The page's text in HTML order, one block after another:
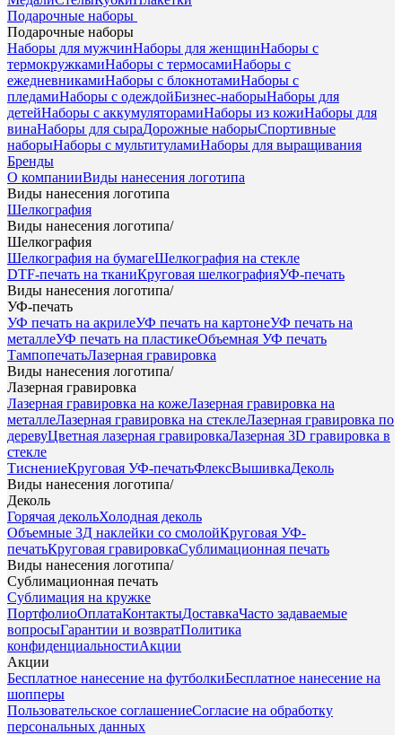
Подарочные наборы
Подарочные наборы
Наборы для мужчинНаборы для женщинНаборы с
термокружкамиНаборы с термосамиНаборы с
ежедневникамиНаборы с блокнотамиНаборы с
пледамиНаборы с одеждойБизнес-наборыНаборы для
детейНаборы с аккумуляторамиНаборы из кожиНаборы для
винаНаборы для сыраДорожные наборыСпортивные
наборыНаборы с мультитуламиНаборы для выращивания
Бренды
О компанииВиды нанесения логотипа
Виды нанесения логотипа
Шелкография
Виды нанесения логотипа/
Шелкография
Шелкография на бумагеШелкография на стекле
DTF-печать на тканиКруговая шелкографияУФ-печать
Виды нанесения логотипа/
УФ-печать
УФ печать на акрилеУФ печать на картонеУФ печать на
металлеУФ печать на пластикеОбъемная УФ печать
ТампопечатьЛазерная гравировка
Виды нанесения логотипа/
Лазерная гравировка
Лазерная гравировка на кожеЛазерная гравировка на
металлеЛазерная гравировка на стеклеЛазерная гравировка по
деревуЦветная лазерная гравировкаЛазерная 3D гравировка в
стекле
ТиснениеКруговая УФ-печатьФлексВышивкаДеколь
Виды нанесения логотипа/
Деколь
Горячая декольХолодная деколь
Объемные 3Д наклейки со смолойКруговая УФ-
печатьКруговая гравировкаСублимационная печать
Виды нанесения логотипа/
Сублимационная печать
Сублимация на кружке
ПортфолиоОплатаКонтактыДоставкаЧасто задаваемые
вопросыГарантии и возвратПолитика
конфиденциальностиАкции
Акции
Бесплатное нанесение на футболкиБесплатное нанесение на
шопперы
Пользовательское соглашениеСогласие на обработку
персональных данных